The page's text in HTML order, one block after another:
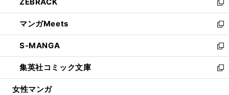
で
開
く
ド
ウ
で
開
く
ィ
ン
ド
ウ
で
開
く
い
ウ
ィ
ン
ド
ウ
で
開
新
し
い
ウ
ィ
ン
ド
ウ
マンガMeets
新
し
い
ウ
ィ
ン
S-MANGA
新
し
い
ウ
集英社コミック文庫
新
し
女性マンガ